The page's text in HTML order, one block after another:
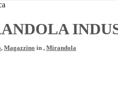
, Magazzino in , Mirandola